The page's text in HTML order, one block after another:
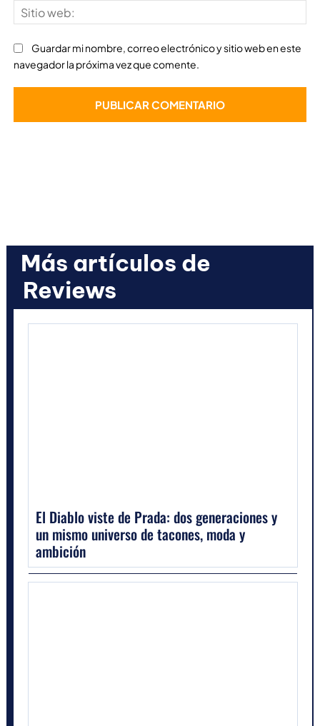
Guardar mi nombre, correo electrónico y sitio web en este
navegador la próxima vez que comente.
Más artículos de
Reviews
El Diablo viste de Prada: dos generaciones y
un mismo universo de tacones, moda y
ambición